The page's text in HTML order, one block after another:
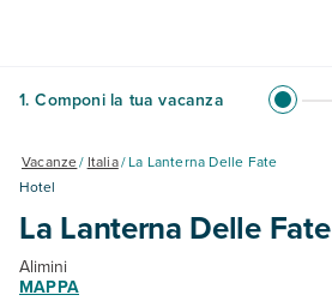
1. Componi la tua vacanza
Vacanze/ Italia/La Lanterna Delle Fate
Hotel
La Lanterna Delle Fate
Alimini
MAPPA